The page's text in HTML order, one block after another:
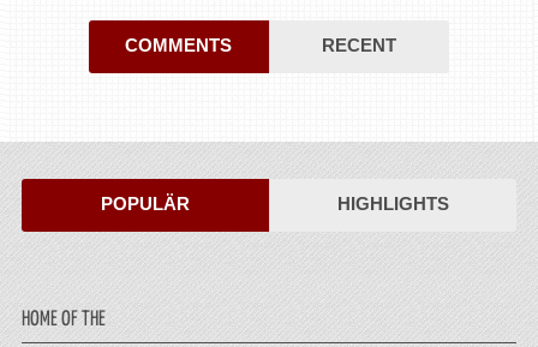
COMMENTS RECENT
POPULÄR HIGHLIGHTS
HOME OF THE